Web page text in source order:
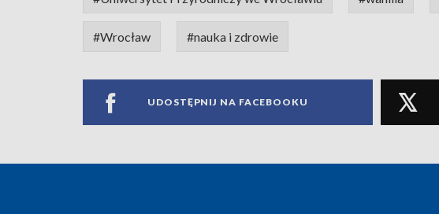
#Wrocław #nauka i zdrowie
UDOSTĘPNIJ NA FACEBOOKU